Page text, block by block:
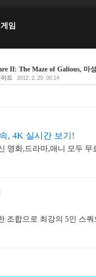
임
II: The Maze of Galious, 마
드 2012. 2. 20. 00:14
, 4K 실시간 보기!
영화,드라마,애니 모두 무
조합으로 최강의 5인 스